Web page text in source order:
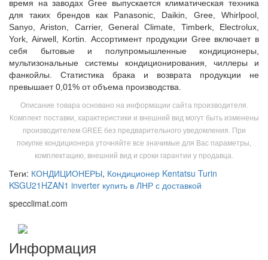
время на заводах Gree выпускается климатическая техника
для таких брендов как Panasonic, Daikin, Gree, Whirlpool,
Sanyo, Ariston, Carrier, General Climate, Timberk, Electrolux,
York, Airwell, Kortin. Ассортимент продукции Gree включает в
себя бытовые и полупромышленные кондиционеры,
мультизональные системы кондиционирования, чиллеры и
фанкойлы. Статистика брака и возврата продукции не
превышает 0,01% от объема производства.
Описание товара основано на информации сайта производителя.
Комплект поставки, характеристики и внешний вид могут быть изменены
производителем GREE без предварительного уведомления. При
покупке кондиционера уточняйте все значимые для Вас параметры,
комплектацию, внешний вид и сроки гарантии у продавца.
Теги: КОНДИЦИОНЕРЫ, Кондиционер Kentatsu Turin
KSGU21HZAN1 inverter купить в ЛНР с доставкой
specclimat.com
Информация